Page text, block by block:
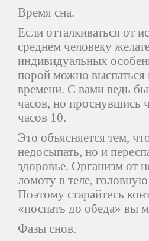
Время сна.
Если отталкиваться от
среднем человеку
индивидуальных
порой можно выспаться
времени. С вами ведь
часов, но проснувшись
часов 10.
Это объясняется тем,
недосыпать, но и
здоровье. Организм от
ломоту в теле,
Поэтому старайтесь
«поспать до обеда» вы
Фазы снов.